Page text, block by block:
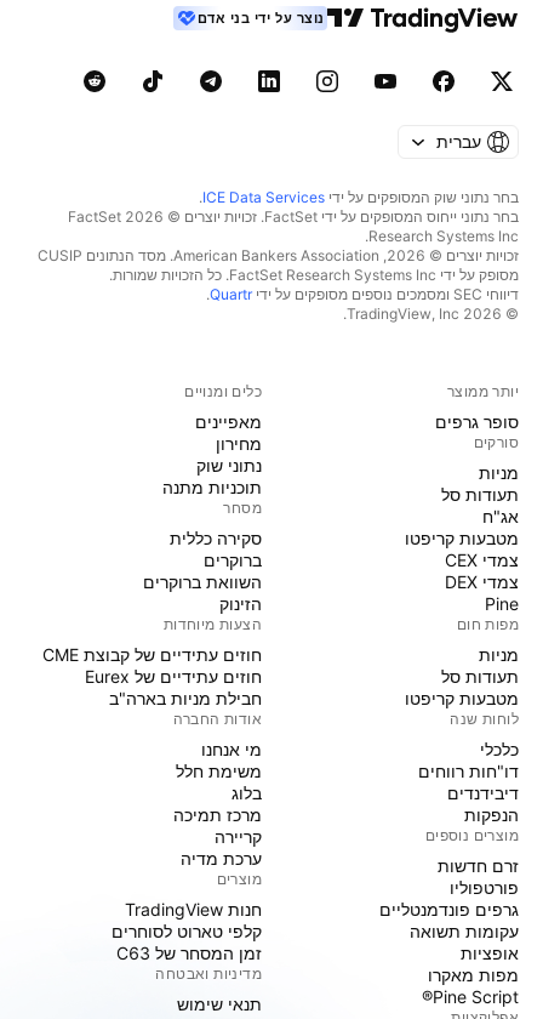
נוצר על ידי בני אדם
עברית
בחר נתוני שוק המסופקים על ידי ICE Data Services
.
בחר נתוני ייחוס המסופקים על ידי FactSet. זכויות יוצרים © 2026 ‏FactSet
Research Systems Inc.‏
זכויות יוצרים © 2026, ‏American Bankers Association. מסד הנתונים CUSIP
מסופק על ידי FactSet Research Systems Inc. כל הזכויות שמורות.
דיווחי SEC ומסמכים נוספים מסופקים על ידי
Quartr
.
© 2026 ‏TradingView, Inc.‏
יותר ממוצר
סופר גרפים
סורקים
מניות‏
תעודות סל
אג"ח
מטבעות קריפטו
צמדי CEX
צמדי DEX
Pine
מפות חום
מניות‏
תעודות סל
מטבעות קריפטו
לוחות שנה
כלכלי
דו"חות רווחים
דיבידנדים
הנפקות
מוצרים נוספים
זרם חדשות
פורטפוליו
גרפים פונדמנטליים
עקומות תשואה
אופציות
מפות מאקרו
Pine Script®
כלים ומנויים
מאפיינים
מחירון
נתוני שוק
תוכניות מתנה
מסחר
סקירה כללית
ברוקרים
השוואת ברוקרים
הזינוק
הצעות מיוחדות
חוזים עתידיים של קבוצת CME
חוזים עתידיים של Eurex
חבילת מניות בארה"ב
אודות החברה
מי אנחנו
משימת חלל
בלוג
מרכז תמיכה
קריירה
ערכת מדיה
מוצרים
חנות TradingView
קלפי טארוט לסוחרים
זמן המסחר של C63
מדיניות ואבטחה
תנאי שימוש